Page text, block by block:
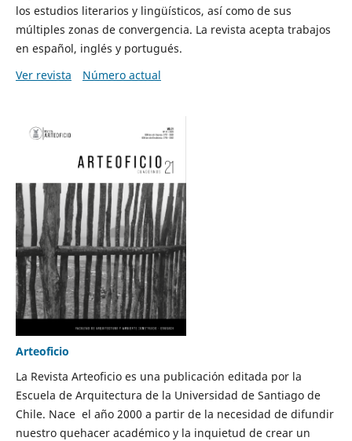
los estudios literarios y lingüísticos, así como de sus
múltiples zonas de convergencia. La revista acepta trabajos
en español, inglés y portugués.
Ver revista
Número actual
Arteoficio
La Revista Arteoficio es una publicación editada por la
Escuela de Arquitectura de la Universidad de Santiago de
Chile. Nace el año 2000 a partir de la necesidad de difundir
nuestro quehacer académico y la inquietud de crear un